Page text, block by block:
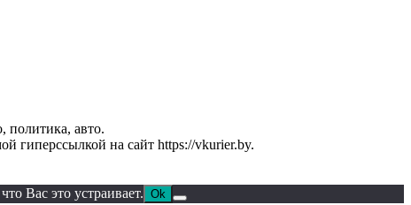
политика, авто.
гиперссылкой на сайт https://vkurier.by.
Вас это устраивает. Ok